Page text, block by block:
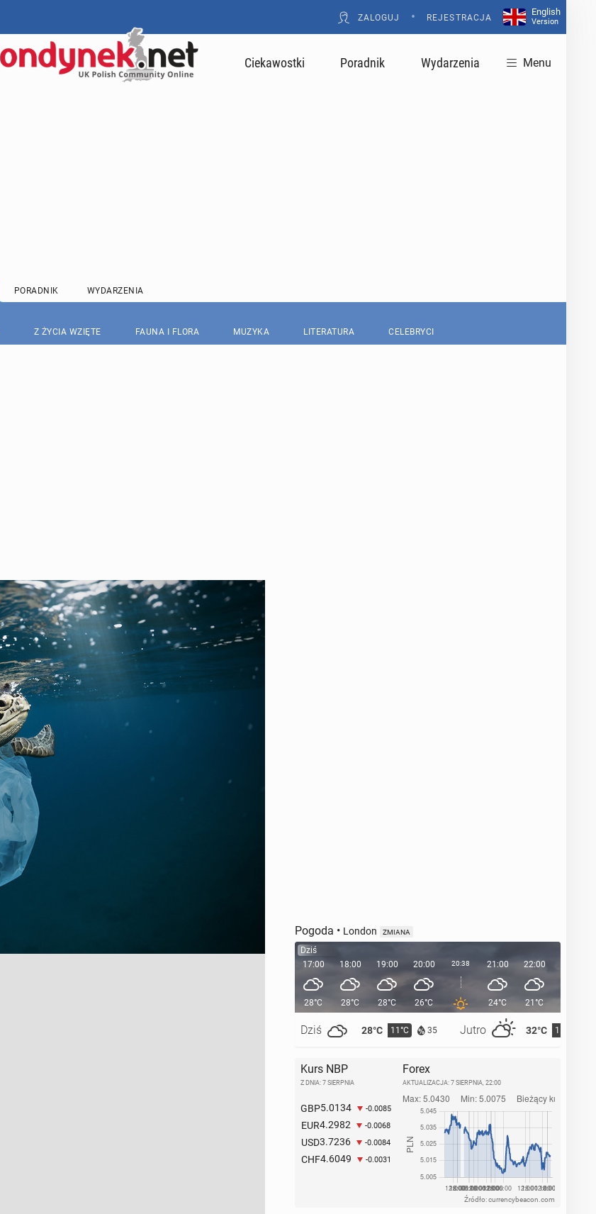
ZALOGUJ • REJESTRACJA
English
Version
Ciekawostki Poradnik Wydarzenia Menu
PORADNIK WYDARZENIA
Z ŻYCIA WZIĘTE FAUNA I FLORA MUZYKA LITERATURA CELEBRYCI
Pogoda • London ZMIANA
Dziś
17:00
28°C
Dziś 28°C 11°C 35 Jutro 32°C 15°C
18:00
28°C
19:00
28°C
20:00
26°C
20:38 21:00
24°C
22:00
21°C
Kurs NBP
Z DNIA: 7 SIERPNIA
GBP5.0134 -0.0085
EUR4.2982 -0.0068
USD3.7236 -0.0084
CHF4.6049 -0.0031
Forex
AKTUALIZACJA: 7 SIERPNIA, 22:00
Źródło: currencybeacon.com